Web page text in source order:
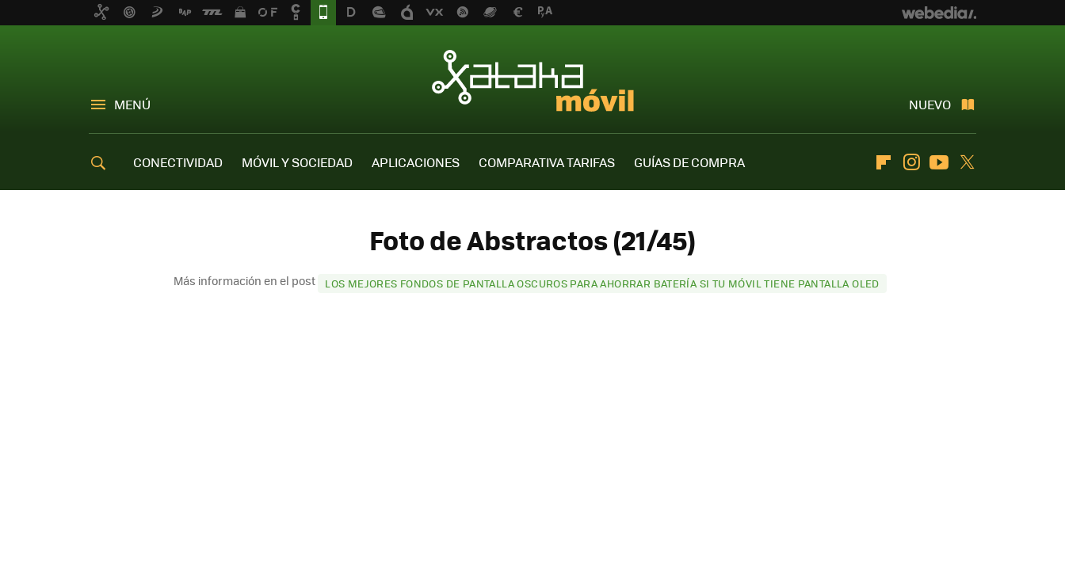
MENÚ NUEVO
CONECTIVIDAD MÓVIL Y SOCIEDAD APLICACIONES COMPARATIVA TARIFAS
GUÍAS DE COMPRA
FlipboardInstagramYoutube
Foto de Abstractos (21/45)
Más información en el post LOS MEJORES FONDOS DE PANTALLA OSCUROS PARA AHORRAR BATERÍA SI TU MÓVIL TIENE PANTALLA OLED